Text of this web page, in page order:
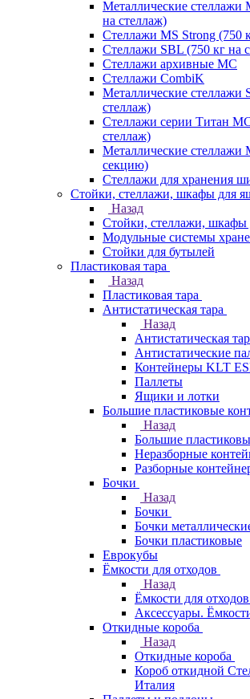
Металлические стеллажи
на стеллаж)
Стеллажи MS Strong (750
Стеллажи SBL (750 кг на
Стеллажи архивные МС
Стеллажи CombiK
Металлические стеллажи
стеллаж)
Стеллажи серии Титан
стеллаж)
Металлические стеллажи
секцию)
Стеллажи для хранения
Стойки, стеллажи, шкафы для
Назад
Стойки, стеллажи, шкафы
Модульные системы
Стойки для бутылей
Пластиковая тара
Назад
Пластиковая тара
Антистатическая тара
Назад
Антистатическая
Антистатические
Контейнеры KLT
Паллеты
Ящики и лотки
Большие пластиковые
Назад
Большие
Неразборные
Разборные
Бочки
Назад
Бочки
Бочки
Бочки пластиковые
Еврокубы
Ёмкости для отходов
Назад
Ёмкости для отходов
Аксессуары.
Откидные короба
Назад
Откидные короба
Короб откидной
Италия